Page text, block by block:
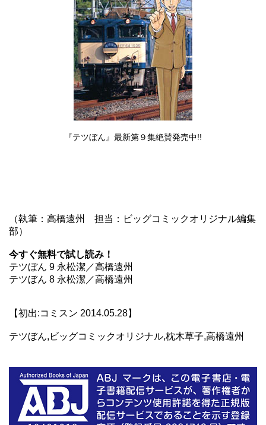
『テツぼん』最新第９集絶賛発売中!!
（執筆：高橋遠州 担当：ビッグコミックオリジナル編集
部）
今すぐ無料で試し読み！
テツぼん 9 永松潔／高橋遠州
テツぼん 8 永松潔／高橋遠州
【初出:コミスン 2014.05.28】
テツぼん,ビッグコミックオリジナル,枕木草子,高橋遠州